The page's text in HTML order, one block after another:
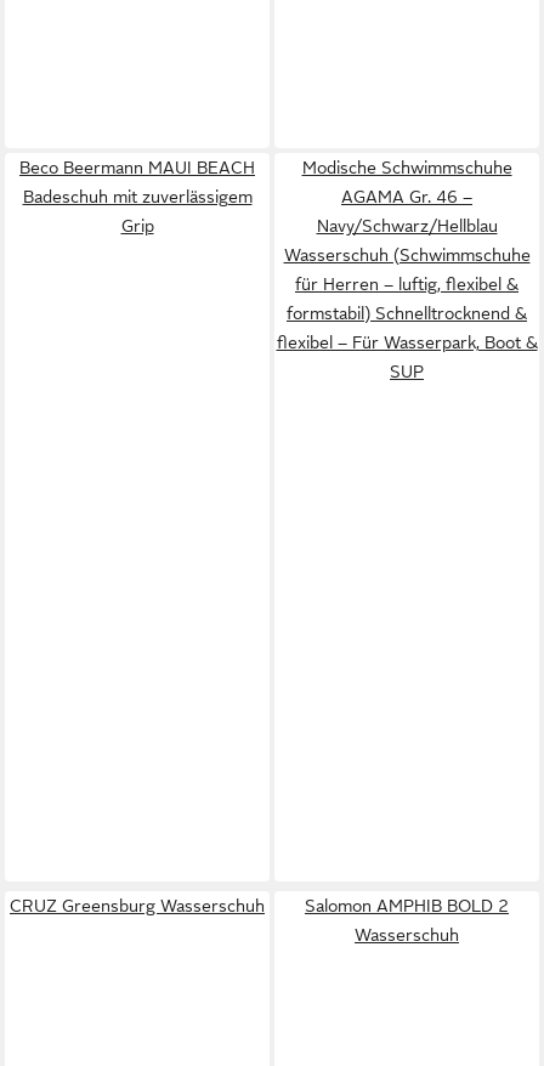
Beco Beermann MAUI BEACH
Badeschuh mit zuverlässigem
Grip
Modische Schwimmschuhe
AGAMA Gr. 46 –
Navy/Schwarz/Hellblau
Wasserschuh (Schwimmschuhe
für Herren – luftig, flexibel &
formstabil) Schnelltrocknend &
flexibel – Für Wasserpark, Boot &
SUP
CRUZ Greensburg Wasserschuh
Salomon AMPHIB BOLD 2
Wasserschuh